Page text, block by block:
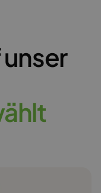
unser
ählt